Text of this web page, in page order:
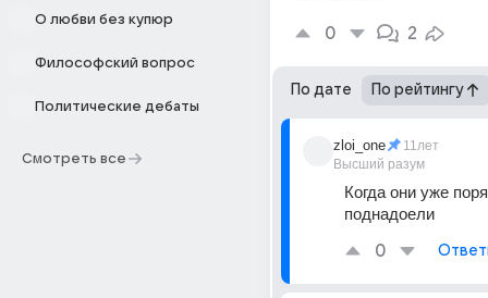
О любви без купюр
Философский вопрос
Политические дебаты
Смотреть все
0 2
По дате По рейтингу
zloi_one
Высший разум
11лет
Когда они уже
поднадоели
0